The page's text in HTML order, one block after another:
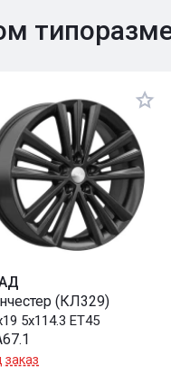
(КЛ329)
5x114.3 ET45
заказ